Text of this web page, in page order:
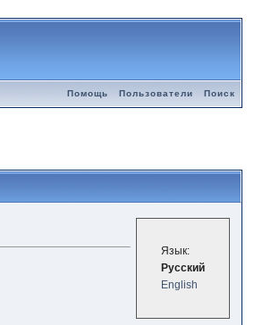
Помощь Пользователи Поиск
Язык:
Русский
English